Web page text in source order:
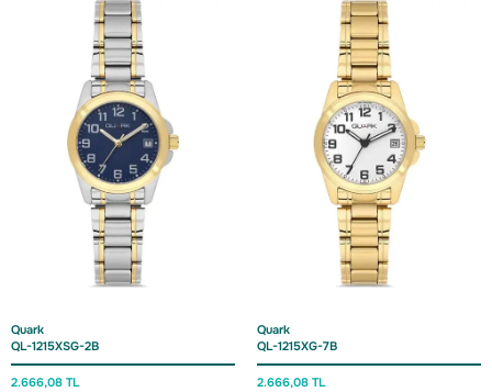
Quark
QL-1215XSG-2B
2.666,08 TL
Quark
QL-1215XG-7B
2.666,08 TL